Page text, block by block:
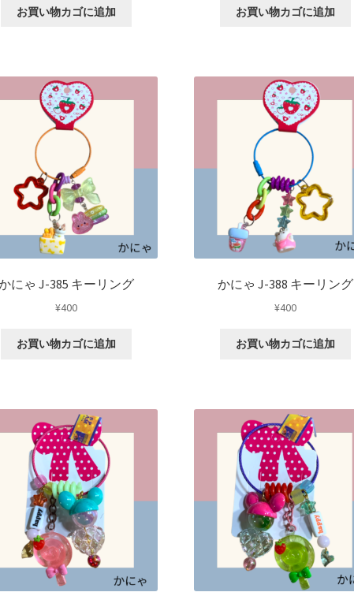
お買い物カゴに追加 お買い物カゴに追加
にゃ J-385 キーリング
¥400
お買い物カゴに追加
かにゃ J-388 キーリング
¥400
お買い物カゴに追加